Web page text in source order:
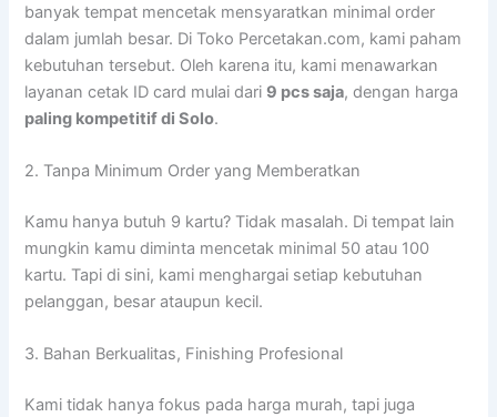
banyak tempat mencetak mensyaratkan minimal order
dalam jumlah besar. Di Toko Percetakan.com, kami paham
kebutuhan tersebut. Oleh karena itu, kami menawarkan
layanan cetak ID card mulai dari 9 pcs saja, dengan harga
paling kompetitif di Solo.
2. Tanpa Minimum Order yang Memberatkan
Kamu hanya butuh 9 kartu? Tidak masalah. Di tempat lain
mungkin kamu diminta mencetak minimal 50 atau 100
kartu. Tapi di sini, kami menghargai setiap kebutuhan
pelanggan, besar ataupun kecil.
3. Bahan Berkualitas, Finishing Profesional
Kami tidak hanya fokus pada harga murah, tapi juga